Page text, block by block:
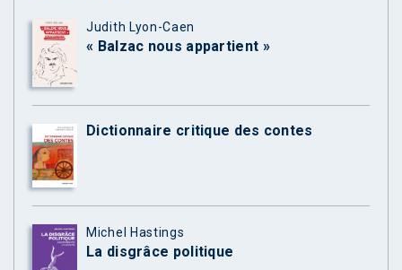
Judith Lyon-Caen
« Balzac nous appartient »
Dictionnaire critique des contes
Michel Hastings
La disgrâce politique